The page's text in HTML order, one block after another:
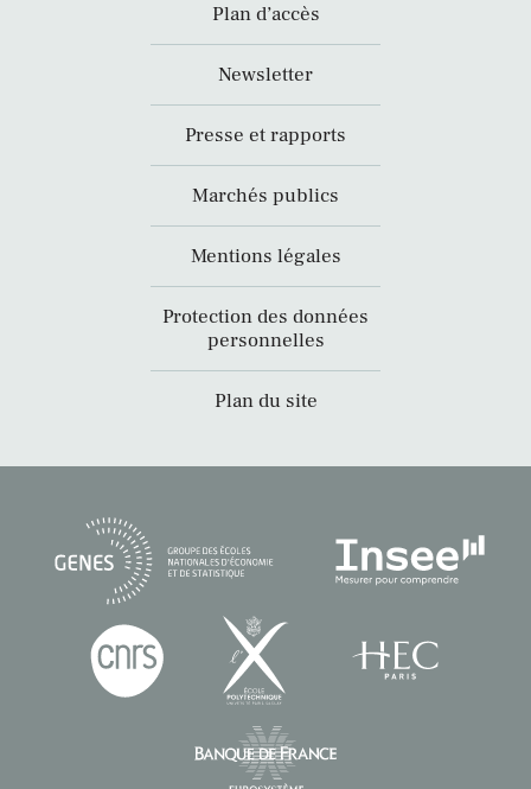
Plan d’accès
Newsletter
Presse et rapports
Marchés publics
Mentions légales
Protection des données
personnelles
Plan du site